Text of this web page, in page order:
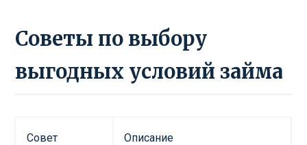
Советы по выбору
выгодных условий займа
Совет Описание